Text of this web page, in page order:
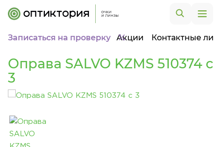
Записаться на проверку Акции Контактные
Оправа SALVO KZMS 510374 c
3